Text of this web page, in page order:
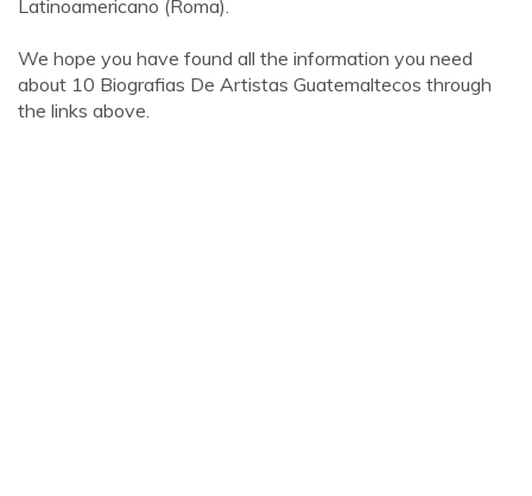
Latinoamericano (Roma).
We hope you have found all the information you need
about 10 Biografias De Artistas Guatemaltecos through
the links above.